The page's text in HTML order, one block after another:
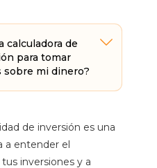
calculadora de
para tomar
sobre mi dinero?
de inversión es una
a entender el
inversiones y a